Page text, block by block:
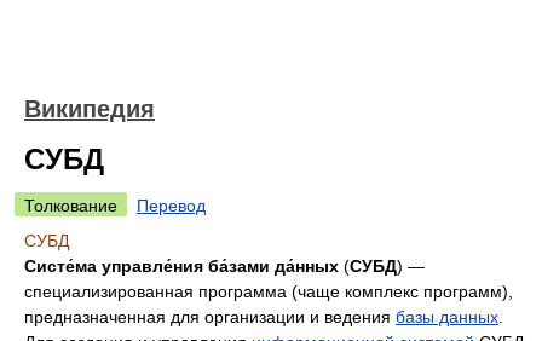
Википедия
СУБД
Толкование
Перевод
СУБД
Систе́ма управле́ния ба́зами да́нных (СУБД) —
специализированная программа (чаще комплекс программ),
предназначенная для организации и ведения базы данных